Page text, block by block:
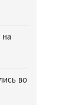
во